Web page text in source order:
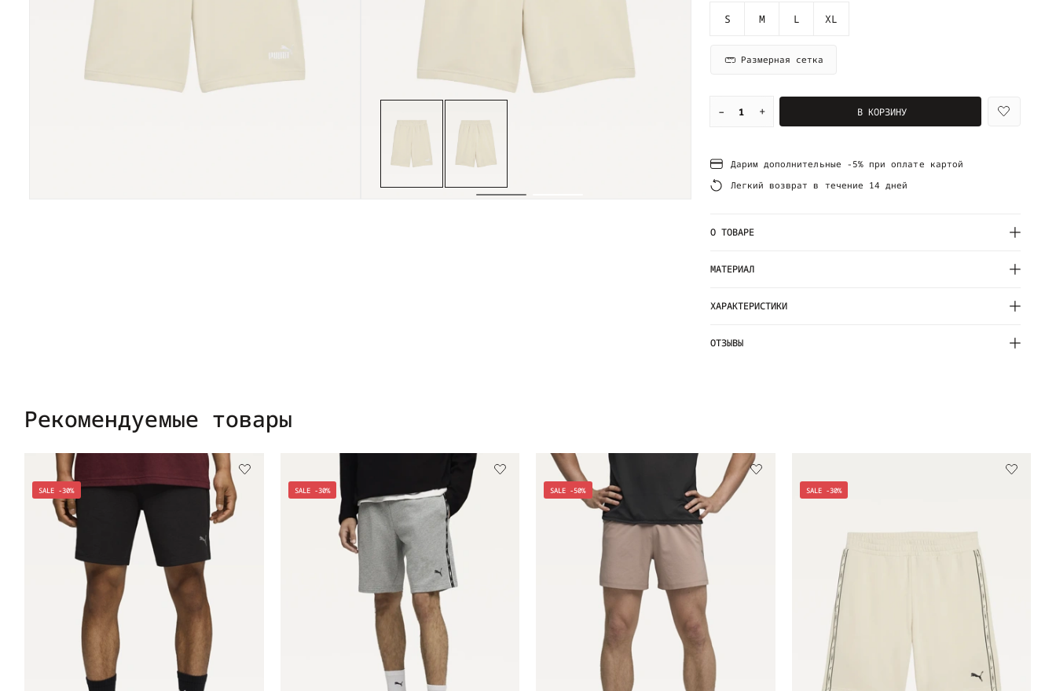
S M L XL
Размерная сетка
– + В КОРЗИНУ
Дарим дополнительные -5% при оплате картой
Легкий возврат в течение 14 дней
О ТОВАРЕ
МАТЕРИАЛ
ХАРАКТЕРИСТИКИ
ОТЗЫВЫ
Рекомендуемые товары
SALE -30% SALE -30% SALE -50% SALE -30%